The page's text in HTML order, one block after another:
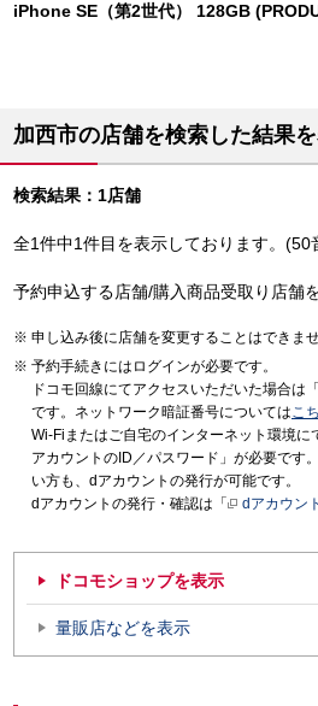
iPhone SE（第2世代） 128GB
加西市の店舗を検索した結果
検索結果：1店舗
全1件中1件目を表示しております。(50
予約申込する店舗/購入商品受取り店舗
申し込み後に店舗を変更することはできませ
予約手続きにはログインが必要です。
ドコモ回線にてアクセスいただいた場合は
です。ネットワーク暗証番号についてはこ
Wi-Fiまたはご自宅のインターネット環境に
アカウントのID／パスワード」が必要です
い方も、dアカウントの発行が可能です。
dアカウントの発行・確認は「
dアカウン
ドコモショップを表示
量販店などを表示